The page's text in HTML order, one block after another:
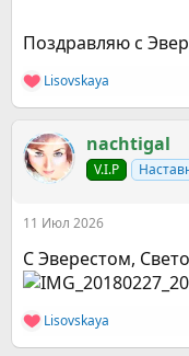
Поздравляю с
Р
е
к
ц
и
Lisovskaya
nachtigal
V.I.P
11 Июл 2026
С Эверестом,
Р
е
Lisovskaya